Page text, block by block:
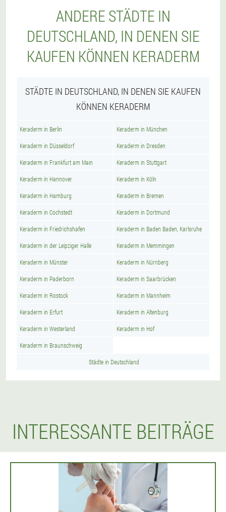
ANDERE STÄDTE IN
DEUTSCHLAND, IN DENEN SIE
KAUFEN KÖNNEN KERADERM
STÄDTE IN DEUTSCHLAND, IN DENEN SIE KAUFEN
KÖNNEN KERADERM
Keraderm in Berlin Keraderm in München
Keraderm in Düsseldorf Keraderm in Dresden
Keraderm in Frankfurt am Main Keraderm in Stuttgart
Keraderm in Hannover Keraderm in Köln
Keraderm in Hamburg Keraderm in Bremen
Keraderm in Cochstedt Keraderm in Dortmund
Keraderm in Friedrichshafen Keraderm in Baden Baden, Karlsruhe
Keraderm in der Leipziger Halle Keraderm in Memmingen
Keraderm in Münster Keraderm in Nürnberg
Keraderm in Paderborn Keraderm in Saarbrücken
Keraderm in Rostock Keraderm in Mannheim
Keraderm in Erfurt Keraderm in Altenburg
Keraderm in Westerland Keraderm in Hof
Keraderm in Braunschweig
Städte in Deutschland
INTERESSANTE BEITRÄGE